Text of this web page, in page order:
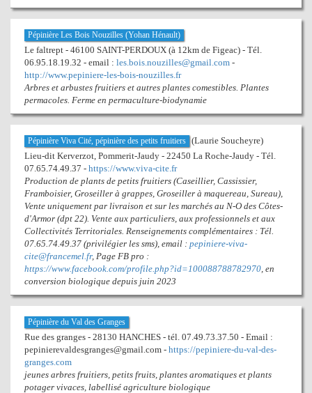
Pépinière Les Bois Nouzilles (Yohan Hénault)
Le faltrept - 46100 SAINT-PERDOUX (à 12km de Figeac) - Tél.
06.95.18.19.32 - email : les.bois.nouzilles@gmail.com -
http://www.pepiniere-les-bois-nouzilles.fr
Arbres et arbustes fruitiers et autres plantes comestibles. Plantes
permacoles. Ferme en permaculture-biodynamie
Pépinière Viva Cité, pépinière des petits fruitiers (Laurie Soucheyre)
Lieu-dit Kerverzot, Pommerit-Jaudy - 22450 La Roche-Jaudy - Tél.
07.65.74.49.37 - https://www.viva-cite.fr
Production de plants de petits fruitiers (Caseillier, Cassissier,
Framboisier, Groseiller à grappes, Groseiller à maquereau, Sureau),
Vente uniquement par livraison et sur les marchés au N-O des Côtes-
d'Armor (dpt 22). Vente aux particuliers, aux professionnels et aux
Collectivités Territoriales. Renseignements complémentaires : Tél.
07.65.74.49.37 (privilégier les sms), email : pepiniere-viva-
cite@francemel.fr, Page FB pro :
https://www.facebook.com/profile.php?id=100088788782970, en
conversion biologique depuis juin 2023
Pépinière du Val des Granges
Rue des granges - 28130 HANCHES - tél. 07.49.73.37.50 - Email :
pepinierevaldesgranges@gmail.com - https://pepiniere-du-val-des-
granges.com
jeunes arbres fruitiers, petits fruits, plantes aromatiques et plants
potager vivaces, labellisé agriculture biologique